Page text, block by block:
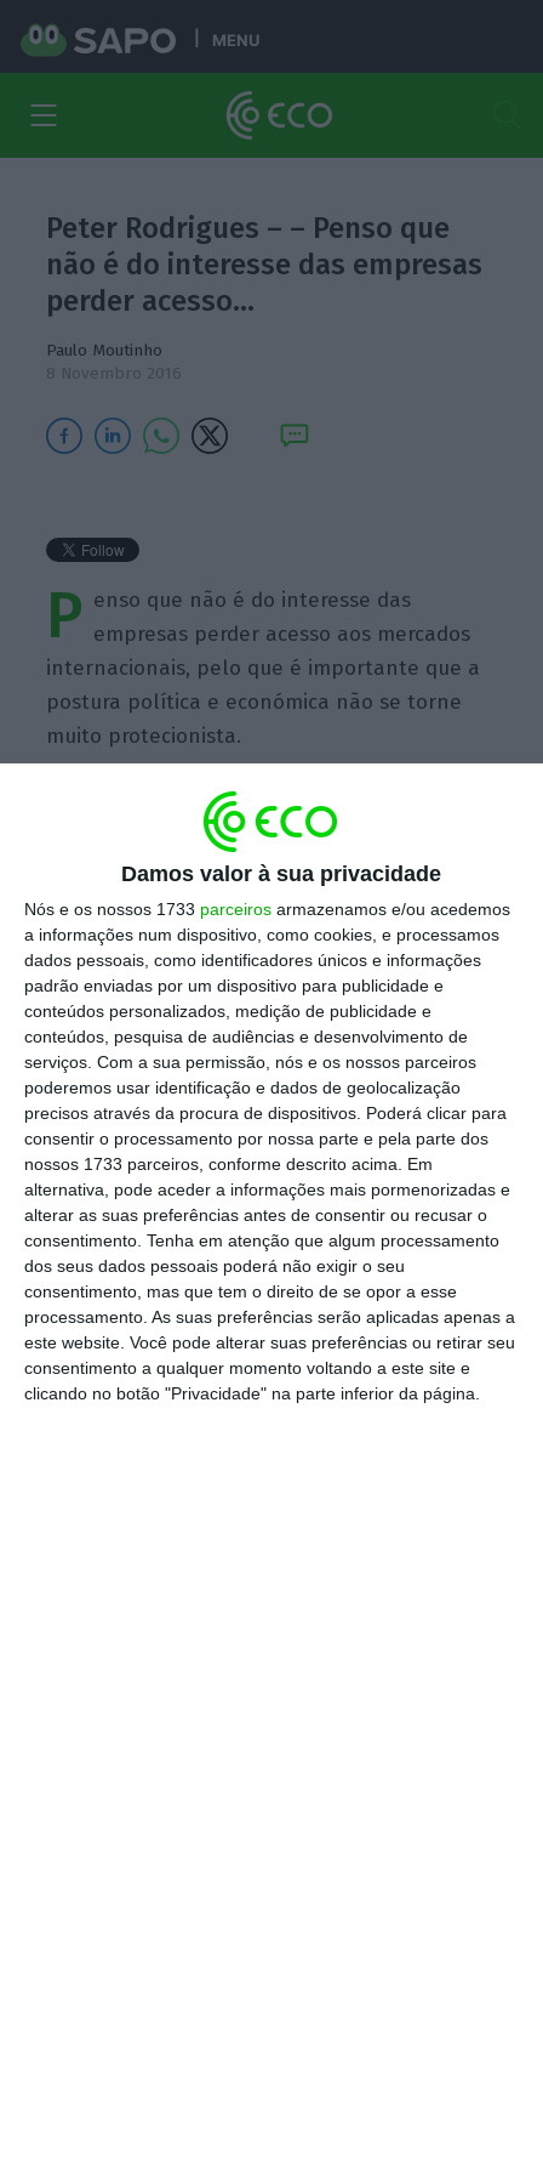
Damos valor à sua privacidade
Nós e os nossos 1733 parceiros armazenamos e/ou acedemos
a informações num dispositivo, como cookies, e processamos
dados pessoais, como identificadores únicos e informações
padrão enviadas por um dispositivo para publicidade e
conteúdos personalizados, medição de publicidade e
conteúdos, pesquisa de audiências e desenvolvimento de
serviços. Com a sua permissão, nós e os nossos parceiros
poderemos usar identificação e dados de geolocalização
precisos através da procura de dispositivos. Poderá clicar para
consentir o processamento por nossa parte e pela parte dos
nossos 1733 parceiros, conforme descrito acima. Em
alternativa, pode aceder a informações mais pormenorizadas e
alterar as suas preferências antes de consentir ou recusar o
consentimento. Tenha em atenção que algum processamento
dos seus dados pessoais poderá não exigir o seu
consentimento, mas que tem o direito de se opor a esse
processamento. As suas preferências serão aplicadas apenas a
este website. Você pode alterar suas preferências ou retirar seu
consentimento a qualquer momento voltando a este site e
clicando no botão "Privacidade" na parte inferior da página.
MENU
Peter Rodrigues – – Penso que
não é do interesse das empresas
perder acesso…
Paulo Moutinho
8 Novembro 2016
P enso que não é do interesse das
empresas perder acesso aos mercados
internacionais, pelo que é importante que a
postura política e económica não se torne
muito protecionista.
Assine o ECO Premium
No momento em que a informação é
mais importante do que nunca, apoie
o jornalismo independente e rigoroso.
De que forma? Assine o ECO Premium e
tenha acesso a notícias exclusivas, à
opinião que conta, às reportagens e
especiais que mostram o outro lado da
história.